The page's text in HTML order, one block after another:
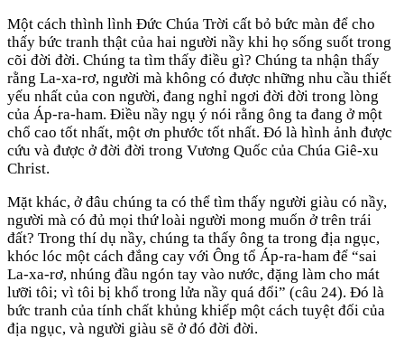
Một cách thình lình Đức Chúa Trời cất bỏ bức màn để cho
thấy bức tranh thật của hai người nầy khi họ sống suốt trong
cõi đời đời. Chúng ta tìm thấy điều gì? Chúng ta nhận thấy
rằng La-xa-rơ, người mà không có được những nhu cầu thiết
yếu nhất của con người, đang nghỉ ngơi đời đời trong lòng
của Áp-ra-ham. Điều nầy ngụ ý nói rằng ông ta đang ở một
chổ cao tốt nhất, một ơn phước tốt nhất. Đó là hình ảnh được
cứu và được ở đời đời trong Vương Quốc của Chúa Giê-xu
Christ.
Mặt khác, ở đâu chúng ta có thể tìm thấy người giàu có nầy,
người mà có đủ mọi thứ loài người mong muốn ở trên trái
đất? Trong thí dụ nầy, chúng ta thấy ông ta trong địa ngục,
khóc lóc một cách đắng cay với Ông tổ Áp-ra-ham để “sai
La-xa-rơ, nhúng đầu ngón tay vào nước, đặng làm cho mát
lưỡi tôi; vì tôi bị khổ trong lửa nầy quá đổi” (câu 24). Đó là
bức tranh của tính chất khủng khiếp một cách tuyệt đối của
địa ngục, và người giàu sẽ ở đó đời đời.